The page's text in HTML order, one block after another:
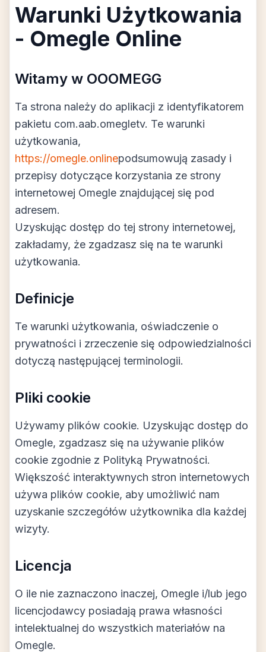
Warunki Użytkowania
- Omegle Online
Witamy w OOOMEGG
Ta strona należy do aplikacji z identyfikatorem
pakietu com.aab.omegletv. Te warunki
użytkowania,
https://omegle.onlinepodsumowują zasady i
przepisy dotyczące korzystania ze strony
internetowej Omegle znajdującej się pod
adresem.
Uzyskując dostęp do tej strony internetowej,
zakładamy, że zgadzasz się na te warunki
użytkowania.
Definicje
Te warunki użytkowania, oświadczenie o
prywatności i zrzeczenie się odpowiedzialności
dotyczą następującej terminologii.
Pliki cookie
Używamy plików cookie. Uzyskując dostęp do
Omegle, zgadzasz się na używanie plików
cookie zgodnie z Polityką Prywatności.
Większość interaktywnych stron internetowych
używa plików cookie, aby umożliwić nam
uzyskanie szczegółów użytkownika dla każdej
wizyty.
Licencja
O ile nie zaznaczono inaczej, Omegle i/lub jego
licencjodawcy posiadają prawa własności
intelektualnej do wszystkich materiałów na
Omegle.